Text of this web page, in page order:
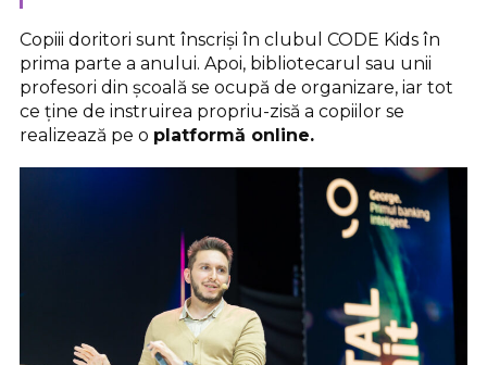
Copiii doritori sunt înscriși în clubul CODE Kids în
prima parte a anului. Apoi, bibliotecarul sau unii
profesori din școală se ocupă de organizare, iar tot
ce ține de instruirea propriu-zisă a copiilor se
realizează pe o platformă online.